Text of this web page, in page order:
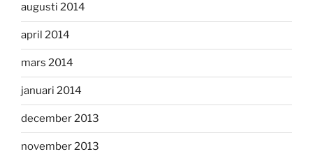
augusti 2014
april 2014
mars 2014
januari 2014
december 2013
november 2013